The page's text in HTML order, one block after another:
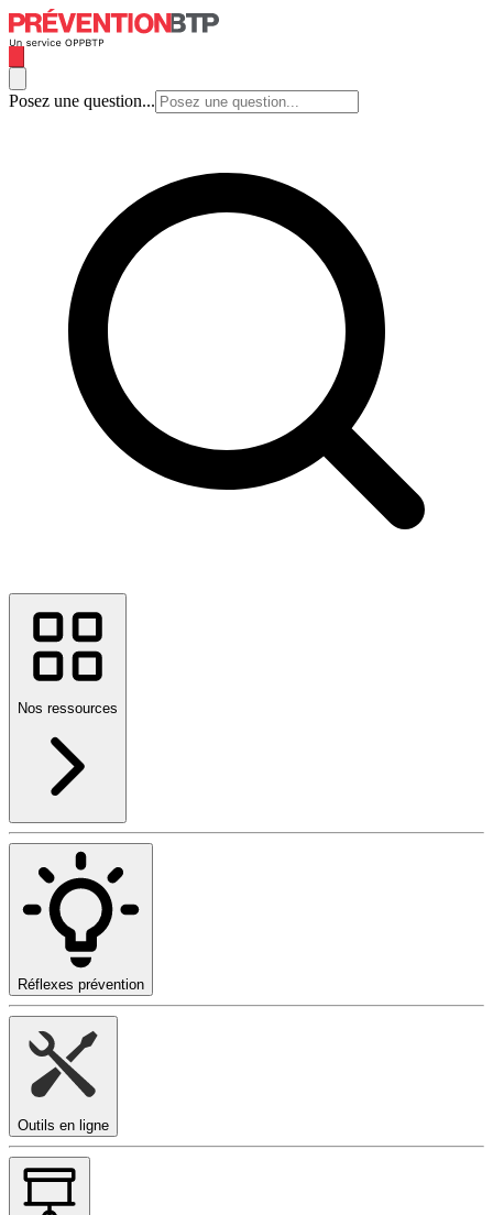
Posez une question...
Nos ressources
Réflexes prévention
Outils en ligne